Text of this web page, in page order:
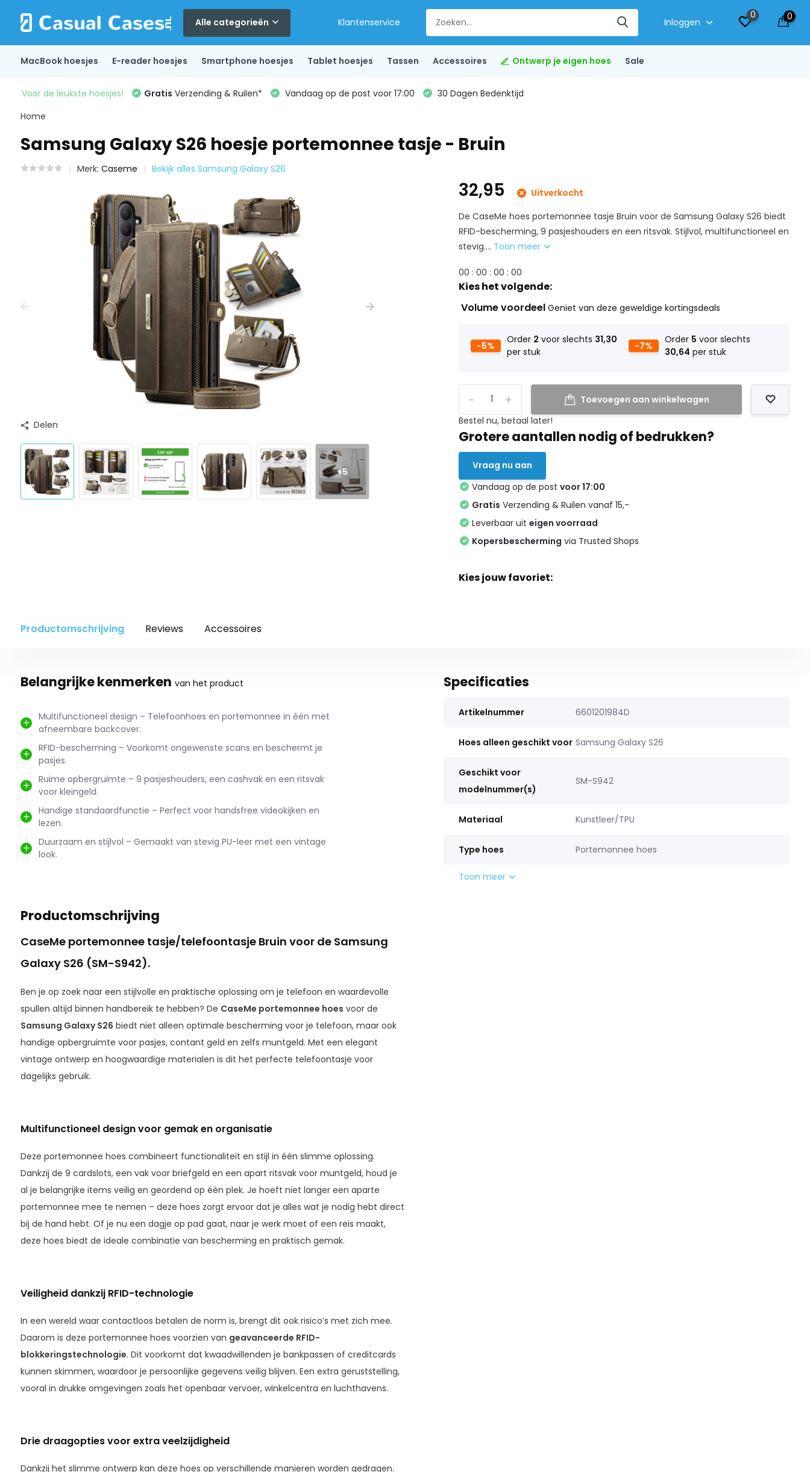
Alle categorieën Klantenservice Inloggen
0 0
MacBook hoesjes E-reader hoesjes Smartphone hoesjes Tablet hoesjes Tassen Accessoires Ontwerp je eigen hoes Sale
Voor de leukste hoesjes! Gratis Verzending & Ruilen* Vandaag op de post voor 17:00
30 Dagen Bedenktijd
Home
Samsung Galaxy S26 hoesje portemonnee tasje - Bruin
Merk: Caseme Bekijk alles Samsung Galaxy S26
Delen
+5
32,95
Uitverkocht
De CaseMe hoes portemonnee tasje Bruin voor de Samsung Galaxy S26 biedt
RFID-bescherming, 9 pasjeshouders en een ritsvak. Stijlvol, multifunctioneel en
stevig.... Toon meer
00 :00 :00 :00
Kies het volgende:
Volume voordeelGeniet van deze geweldige kortingsdeals
-5%
Order 2 voor slechts 31,30
per stuk
-7%
Order 5 voor slechts
30,64 per stuk
+
-
Toevoegen aan winkelwagen
Bestel nu, betaal later!
Grotere aantallen nodig of bedrukken?
Vraag nu aan
Vandaag op de postvoor 17:00
Gratis Verzending & Ruilen vanaf 15,-
Leverbaar uiteigen voorraad
Kopersbescherming via Trusted Shops
Kies jouw favoriet:
Productomschrijving Reviews Accessoires
Belangrijke kenmerken van het product
Multifunctioneel design – Telefoonhoes en portemonnee in één met
afneembare backcover.
RFID-bescherming – Voorkomt ongewenste scans en beschermt je
pasjes.
Ruime opbergruimte – 9 pasjeshouders, een cashvak en een ritsvak
voor kleingeld.
Handige standaardfunctie – Perfect voor handsfree videokijken en
lezen.
Duurzaam en stijlvol – Gemaakt van stevig PU-leer met een vintage
look.
Productomschrijving
CaseMe portemonnee tasje/telefoontasje Bruin voor de Samsung
Galaxy S26 (SM-S942).
Ben je op zoek naar een stijlvolle en praktische oplossing om je telefoon en waardevolle
spullen altijd binnen handbereik te hebben? De CaseMe portemonnee hoes voor de
Samsung Galaxy S26 biedt niet alleen optimale bescherming voor je telefoon, maar ook
handige opbergruimte voor pasjes, contant geld en zelfs muntgeld. Met een elegant
vintage ontwerp en hoogwaardige materialen is dit het perfecte telefoontasje voor
dagelijks gebruik.
Multifunctioneel design voor gemak en organisatie
Deze portemonnee hoes combineert functionaliteit en stijl in één slimme oplossing.
Dankzij de 9 cardslots, een vak voor briefgeld en een apart ritsvak voor muntgeld, houd je
al je belangrijke items veilig en geordend op één plek. Je hoeft niet langer een aparte
portemonnee mee te nemen – deze hoes zorgt ervoor dat je alles wat je nodig hebt direct
bij de hand hebt. Of je nu een dagje op pad gaat, naar je werk moet of een reis maakt,
deze hoes biedt de ideale combinatie van bescherming en praktisch gemak.
Veiligheid dankzij RFID-technologie
In een wereld waar contactloos betalen de norm is, brengt dit ook risico’s met zich mee.
Daarom is deze portemonnee hoes voorzien van geavanceerde RFID-
blokkeringstechnologie. Dit voorkomt dat kwaadwillenden je bankpassen of creditcards
kunnen skimmen, waardoor je persoonlijke gegevens veilig blijven. Een extra geruststelling,
vooral in drukke omgevingen zoals het openbaar vervoer, winkelcentra en luchthavens.
Drie draagopties voor extra veelzijdigheid
Dankzij het slimme ontwerp kan deze hoes op verschillende manieren worden gedragen.
Specificaties
Artikelnummer 6601201984D
Hoes alleen geschikt voor Samsung Galaxy S26
Geschikt voor
modelnummer(s)
SM-S942
Materiaal Kunstleer/TPU
Type hoes Portemonnee hoes
Toon meer